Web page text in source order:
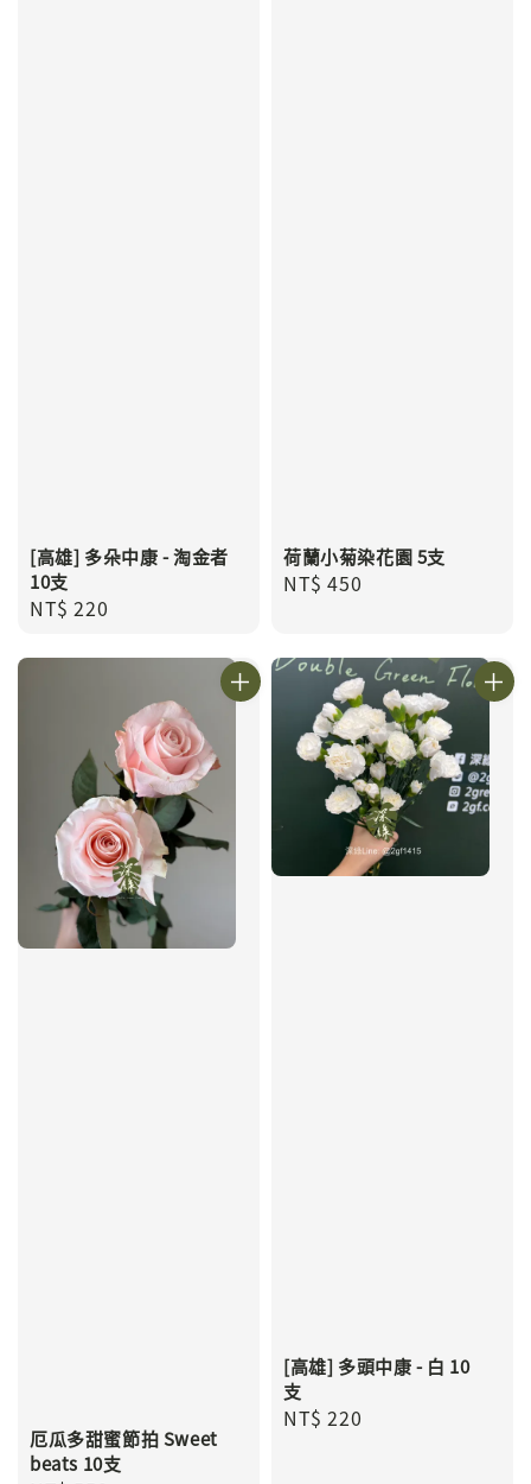
[高雄] 多朵中康 - 淘金者
10支
Regular
NT$ 220
荷蘭小菊染花園 5支
Regular
NT$ 450
厄瓜多甜蜜節拍 Sweet
beats 10支
[高雄] 多頭中康 - 白 10
支
Regular
NT$ 220